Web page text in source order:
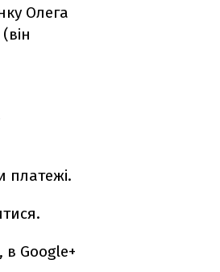
Олега
платежі.
Google+